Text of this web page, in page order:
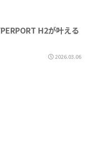
H2が叶える
2026.03.06